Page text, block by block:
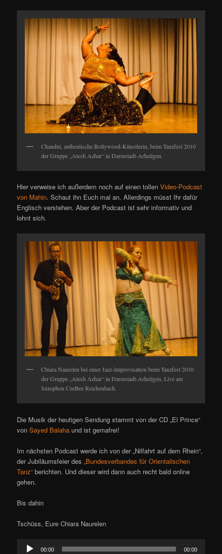
Chandni, authentische Bollywood-Künstlerin, beim Tanzfest 2010
der Gruppe „Atesh Azhar“ in Darmstadt-Arheilgen.
Hier verweise ich außerdem noch auf einen tollenVideo-Podcast
von Mahin. Schaut ihn Euch mal an. Allerdings müsst Ihr dafür
Englisch verstehen. Aber der Podcast ist sehr informativ und
lohnt sich.
Chiara Naurelen bei einer Jazz-Improvisation beim Tanzfest 2010
der Gruppe „Atesh Azhar“ in Darmstadt-Arheilgen. Live am
Saxophon CeeBee Reichenbach.
Die Musik der heutigen Sendung stammt von der CD „El Prince“
vonSayed Balaha und ist gemafrei!
Im nächsten Podcast werde ich von der „Nilfahrt auf dem Rhein“,
der Jubiläumsfeier des„Bundesverbandes für Orientalischen
Tanz“ berichten. Und dieser wird dann auch recht bald online
gehen.
Bis dahin
Tschüss, Eure Chiara Naurelen
Audio-
00:00 00:00